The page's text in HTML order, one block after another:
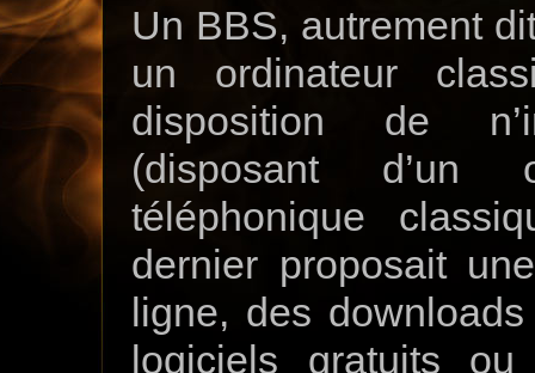
Un BBS, autrement
un ordinateur
disposition de
(disposant d’un
téléphonique
dernier proposait
ligne, des
logiciels gratuits